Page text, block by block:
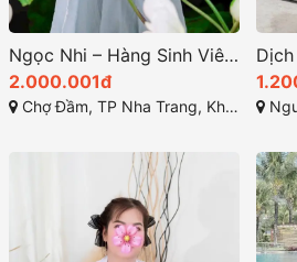
Ngọc Nhi – Hàng Sinh Viên Cao Cấp Uy Tín Tại Nha Trang | Gái Gọi Sinh Viên TP Nha Trang 2026
2.000.001đ
Chợ Đầm, TP Nha Trang, Khánh Hòa Nguyễn